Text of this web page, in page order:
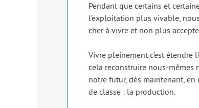
Pendant que cer­tains et
l’exploitation plus vivable,
cher à vivre et non plus
Vivre plei­ne­ment c’est
cela recons­truire nous-mêmes
notre futur, dès main­te­nant,
de classe : la pro­duc­tion.